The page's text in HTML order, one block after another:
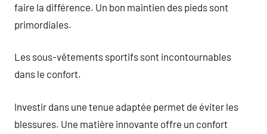
faire la différence. Un bon maintien des pieds sont
primordiales.
Les sous-vêtements sportifs sont incontournables
dans le confort.
Investir dans une tenue adaptée permet de éviter les
blessures. Une matière innovante offre un confort